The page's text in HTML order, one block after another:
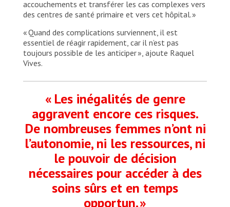
accouchements et transférer les cas complexes vers
des centres de santé primaire et vers cet hôpital. »
« Quand des complications surviennent, il est
essentiel de réagir rapidement, car il n’est pas
toujours possible de les anticiper », ajoute Raquel
Vives.
« Les inégalités de genre
aggravent encore ces risques.
De nombreuses femmes n’ont ni
l’autonomie, ni les ressources, ni
le pouvoir de décision
nécessaires pour accéder à des
soins sûrs et en temps
opportun. »